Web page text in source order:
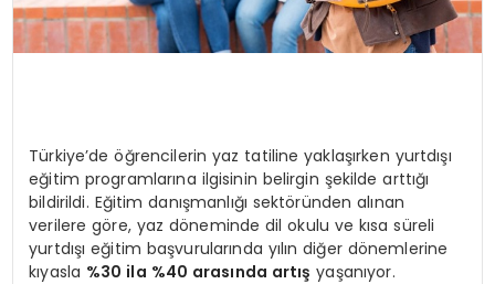
Türkiye’de öğrencilerin yaz tatiline yaklaşırken yurtdışı
eğitim programlarına ilgisinin belirgin şekilde arttığı
bildirildi. Eğitim danışmanlığı sektöründen alınan
verilere göre, yaz döneminde dil okulu ve kısa süreli
yurtdışı eğitim başvurularında yılın diğer dönemlerine
kıyasla %30 ila %40 arasında artış yaşanıyor.